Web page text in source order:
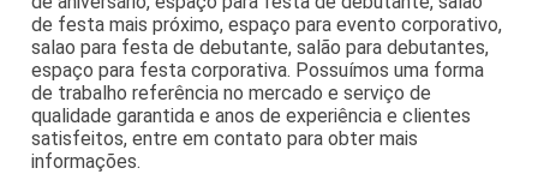
de festa mais próximo, espaço para evento corporativo,
salao para festa de debutante, salão para debutantes,
espaço para festa corporativa. Possuímos uma forma
de trabalho referência no mercado e serviço de
qualidade garantida e anos de experiência e clientes
satisfeitos, entre em contato para obter mais
informações.